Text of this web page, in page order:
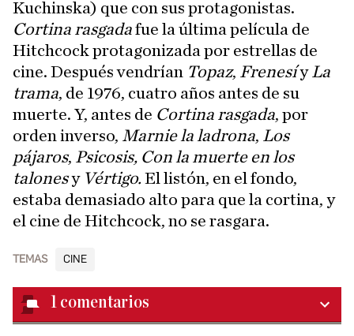
Kuchinska) que con sus protagonistas.
Cortina rasgadafue la última película de
Hitchcock protagonizada por estrellas de
cine. Después vendrían Topaz, Frenesíy La
trama, de 1976, cuatro años antes de su
muerte. Y, antes de Cortina rasgada, por
orden inverso, Marnie la ladrona, Los
pájaros, Psicosis, Con la muerte en los
talonesy Vértigo. El listón, en el fondo,
estaba demasiado alto para que la cortina, y
el cine de Hitchcock, no se rasgara.
TEMAS CINE
1 comentarios